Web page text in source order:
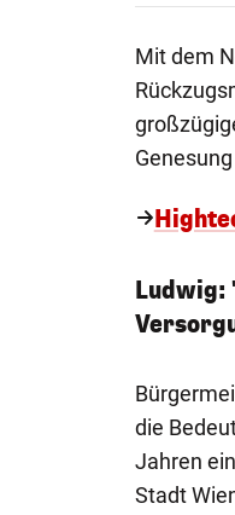
Mit dem
Ludwig:
die
Jahren
Stadt